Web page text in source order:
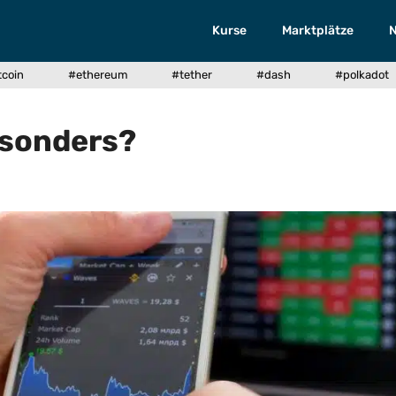
Kurse Marktplätze
#ethereum #tether #dash #polkadot